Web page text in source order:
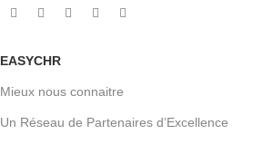
EASYCHR
Mieux nous connaitre
Un Réseau de Partenaires d’Excellence